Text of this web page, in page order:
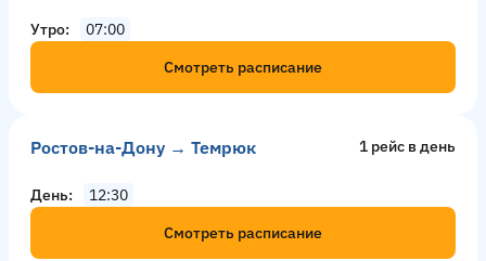
Утро
07:00
Смотреть расписание
Ростов-на-Дону → Темрюк 1 рейс в день
День
12:30
Смотреть расписание